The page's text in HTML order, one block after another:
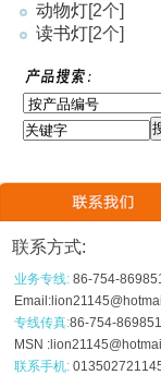
动物灯[2个]
读书灯[2个]
联系方式:
业务专线: 86-754-
专线传真:86-754-
MSN
联系手机: